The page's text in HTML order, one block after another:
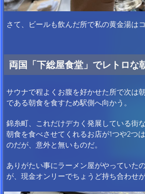
さて、ビールも飲んだ所で私の黄金湯は
両国「下総屋食堂」でレトロな
サウナで程よくお腹を好かせた所で次は
である朝食を食すため駅側へ向かう。
錦糸町、これだけデカく発展している街
朝食を食べさせてくれるお店が1つや2つ
のだが、意外と無いものだ。
ありがたい事にラーメン屋がやっていた
が、現金オンリーでちょうど持ち合わせ